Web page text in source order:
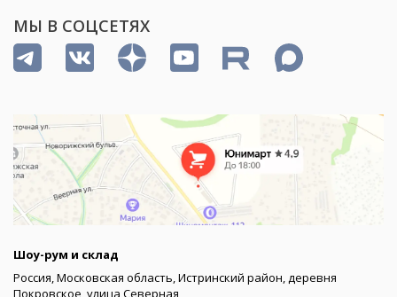
МЫ В СОЦСЕТЯХ
Шоу-рум и склад
Россия, Московская область, Истринский район, деревня
Покровское, улица Северная